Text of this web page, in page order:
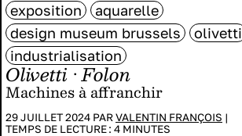
Olivetti · Folon
Machines à affranchir
29 JUILLET 2024 PARVALENTIN FRANÇOIS |
TEMPS DE LECTURE : 4 MINUTES
exposition
aquarelle
design museum brussels
olivetti
industrialisation